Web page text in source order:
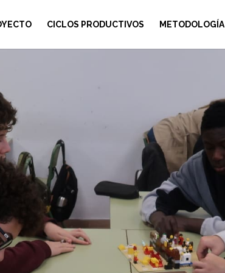
CICLOS PRODUCTIVOS METODOLOGÍA